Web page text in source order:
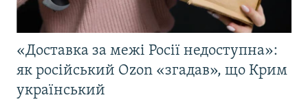
«Доставка за межі Росії недоступна»:
як російський Ozon «згадав», що Крим
український